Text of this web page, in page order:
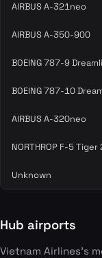
AIRBUS A-321neo
AIRBUS A-350-900
BOEING 787-9
BOEING 787-10
AIRBUS A-320neo
NORTHROP F-5 Tiger
Unknown
Hub airports
Vietnam Airlines's